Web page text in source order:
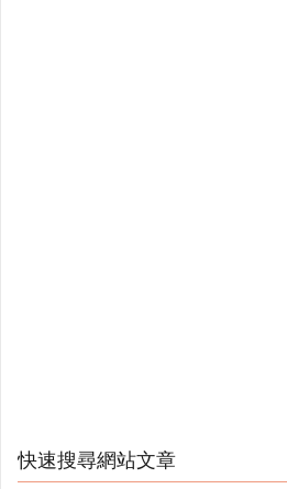
快速搜尋網站文章